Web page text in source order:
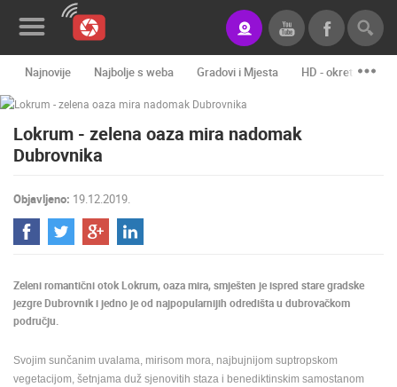
Novosti&Blog
Kategorije
Event&Site
Izdvojeno
Povijest
Karta
KONTAKTIRAJTE
Najnovije Najbolje s weba Gradovi i Mjesta HD - okretne
Lokrum - zelena oaza mira nadomak
Dubrovnika
Objavljeno: 19.12.2019.
Zeleni romantični otok Lokrum, oaza mira, smješten je ispred stare gradske
jezgre Dubrovnik i jedno je od najpopularnijih odredišta u dubrovačkom
području.
Svojim sunčanim uvalama, mirisom mora, najbujnijom suptropskom
vegetacijom, šetnjama duž sjenovitih staza i benediktinskim samostanom